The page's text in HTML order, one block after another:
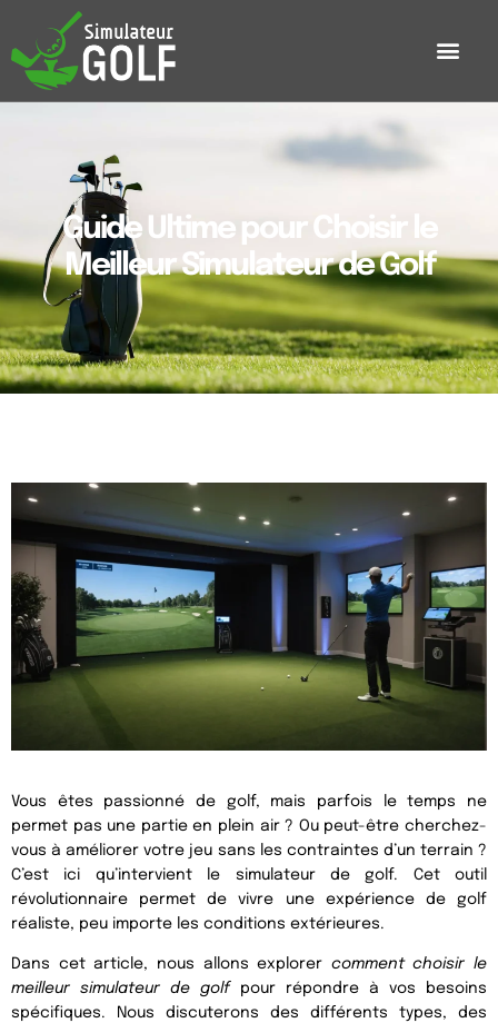
Guide Ultime pour Choisir le
Meilleur Simulateur de Golf
Vous êtes passionné de golf, mais parfois le temps ne
permet pas une partie en plein air ? Ou peut-être cherchez-
vous à améliorer votre jeu sans les contraintes d’un terrain ?
C’est ici qu’intervient le simulateur de golf. Cet outil
révolutionnaire permet de vivre une expérience de golf
réaliste, peu importe les conditions extérieures.
Dans cet article, nous allons explorer comment choisir le
meilleur simulateur de golf pour répondre à vos besoins
spécifiques. Nous discuterons des différents types, des